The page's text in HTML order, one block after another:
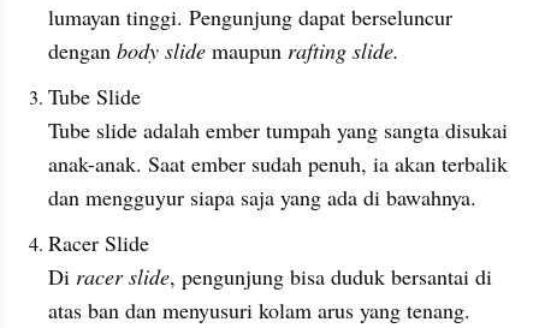
lumayan tinggi. Pengunjung dapat berseluncur
dengan body slide maupun rafting slide.
Tube Slide
Tube slide adalah ember tumpah yang sangta disukai
anak-anak. Saat ember sudah penuh, ia akan terbalik
dan mengguyur siapa saja yang ada di bawahnya.
Racer Slide
Di racer slide, pengunjung bisa duduk bersantai di
atas ban dan menyusuri kolam arus yang tenang.